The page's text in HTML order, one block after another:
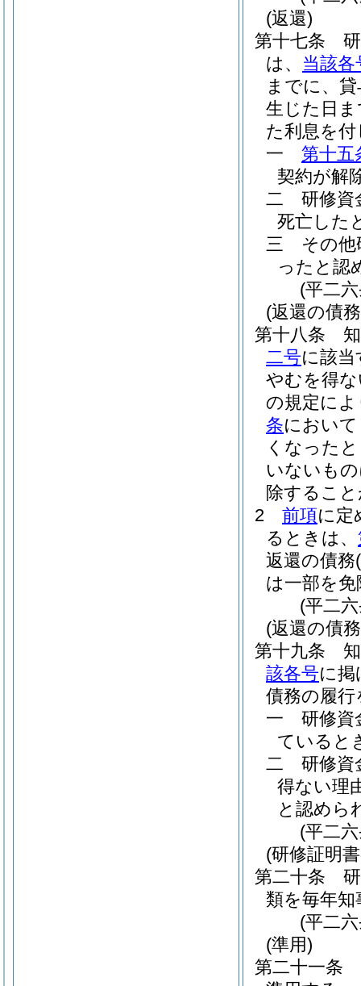
(返還)
第十七条
は、 当該各
までに、
生じた日
た利息を
一
第十五
契約が解
二
研修資
死亡した
三
その
ったと認
(平二
(返還の債
第十八条
二号に該
やむを得
の規定に
条におい
くなった
いないも
除するこ
2
前項に定
るときは、
返還の債務
は一部を
(平二
(返還の債
第十九条
該各号に掲
債務の履
一
研修資
ていると
二
研修資
得ない理
と認めら
(平二
(研修証明
第二十条
類を毎年
(平二
(準用)
第二十一条